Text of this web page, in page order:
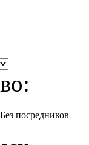
Без посредников